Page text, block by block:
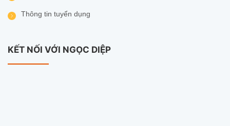
Thông tin tuyển dụng
KẾT NỐI VỚI NGỌC DIỆP